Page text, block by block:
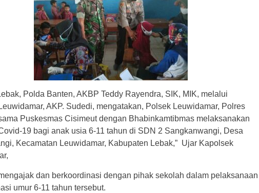
Polda Banten, AKBP Teddy Rayendra, SIK, MIK, melalui
AKP. Sudedi, mengatakan, Polsek Leuwidamar, Polres
Puskesmas Cisimeut dengan Bhabinkamtibmas melaksanakan
19 bagi anak usia 6-11 tahun di SDN 2 Sangkanwangi, Desa
Kecamatan Leuwidamar, Kabupaten Lebak,” Ujar Kapolsek
dan berkoordinasi dengan pihak sekolah dalam pelaksanaan
umur 6-11 tahun tersebut.